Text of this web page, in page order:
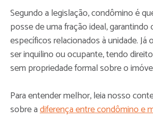
Segundo a legislação, condômino é
posse de uma fração ideal, garantindo
específicos relacionados à unidade.
ser inquilino ou ocupante, tendo
sem propriedade formal sobre o
Para entender melhor, leia nosso
sobre adiferença entre condômino e